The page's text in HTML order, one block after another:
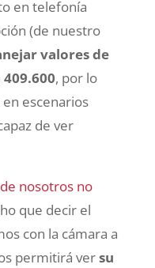
en telefonía
(de nuestro
valores de
, por lo
escenarios
de ver
nosotros no
que decir el
con la cámara a
permitirá versu